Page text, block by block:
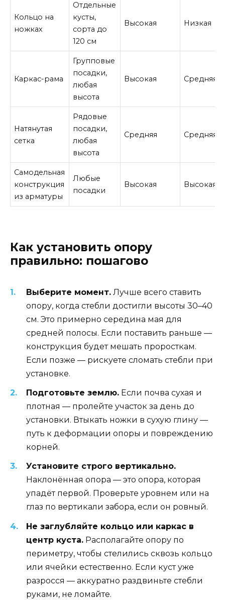
Кольцо на
ножках
Отдельные
кусты,
сорта до
120 см
Высокая Низкая
Каркас-рама
Групповые
посадки,
любая
высота
Высокая Средняя
Натянутая
сетка
Рядовые
посадки,
любая
высота
Средняя Средняя
Самодельная
конструкция
из арматуры
Любые
посадки
Высокая Высокая
Как установить опору
правильно: пошагово
Выберите момент. Лучше всего ставить
опору, когда стебли достигли высоты 30–40
см. Это примерно середина мая для
средней полосы. Если поставить раньше —
конструкция будет мешать проросткам.
Если позже — рискуете сломать стебли при
установке.
Подготовьте землю. Если почва сухая и
плотная — пролейте участок за день до
установки. Втыкать ножки в сухую глину —
путь к деформации опоры и повреждению
корней.
Установите строго вертикально.
Наклонённая опора — это опора, которая
упадёт первой. Проверьте уровнем или на
глаз по вертикали забора, если он ровный.
Не заглубляйте кольцо или каркас в
центр куста. Располагайте опору по
периметру, чтобы стелились сквозь кольцо
или ячейки естественно. Если куст уже
разросся — аккуратно раздвиньте стебли
руками, не ломайте.